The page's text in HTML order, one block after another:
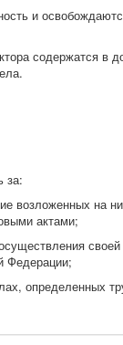
и
содержатся
за:
возложенных на
актами;
Федерации;
определенных